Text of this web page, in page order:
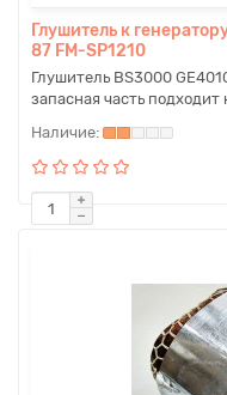
Глушитель к
87 FM-SP1210
Глушитель BS3000
запасная часть